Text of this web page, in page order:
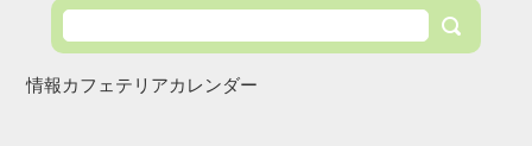
情報カフェテリアカレンダー